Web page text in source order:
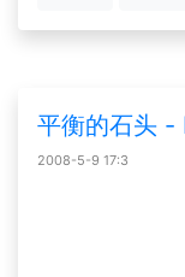
平衡的石头 -
2008-5-9 17:3